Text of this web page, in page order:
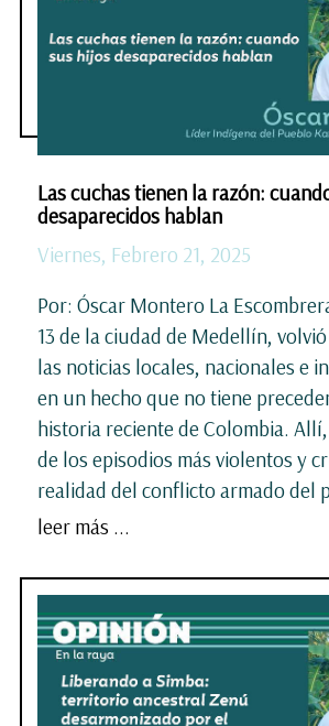
Las cuchas tienen la razón:
desaparecidos hablan
Viernes, Febrero 21, 2025
Por: Óscar Montero La
13 de la ciudad de Medellín,
las noticias locales, nacionales e
en un hecho que no tiene
historia reciente de Colombia.
de los episodios más violentos y
realidad del conflicto armado del
leer más ...